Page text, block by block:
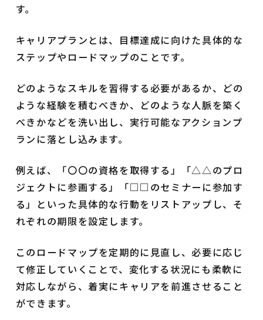
す。
キャリアプランとは、目標達成に向けた具体的な
ステップやロードマップのことです。
どのようなスキルを習得する必要があるか、どの
ような経験を積むべきか、どのような人脈を築く
べきかなどを洗い出し、実行可能なアクションプ
ランに落とし込みます。
例えば、「〇〇の資格を取得する」「△△のプロ
ジェクトに参画する」「□□のセミナーに参加す
る」といった具体的な行動をリストアップし、そ
れぞれの期限を設定します。
このロードマップを定期的に見直し、必要に応じ
て修正していくことで、変化する状況にも柔軟に
対応しながら、着実にキャリアを前進させること
ができます。